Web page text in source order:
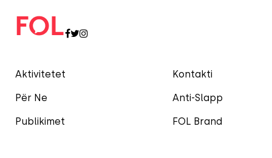
Aktivitetet
Për Ne
Publikimet
Kontakti
Anti-Slapp
FOL Brand